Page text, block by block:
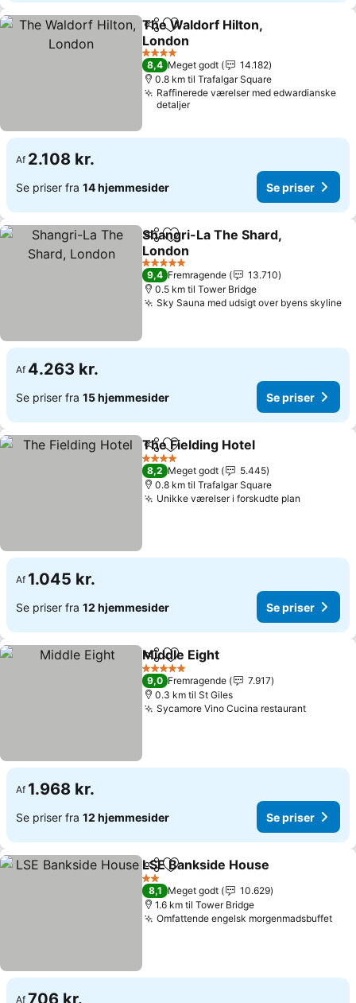
Del Føj til favoritter
The Waldorf Hilton,
London
4 Stjerner
8,4 Meget godt
14.182
0.8 km til Trafalgar Square
Raffinerede værelser med edwardianske
detaljer
Af 2.108 kr.
Se priser fra 14 hjemmesider Se priser
Del Føj til favoritter
Shangri-La The Shard,
London
5 Stjerner
9,4 Fremragende
13.710
0.5 km til Tower Bridge
Sky Sauna med udsigt over byens skyline
Af 4.263 kr.
Se priser fra 15 hjemmesider Se priser
Del Føj til favoritter
The Fielding Hotel
4 Stjerner
8,2 Meget godt
5.445
0.8 km til Trafalgar Square
Unikke værelser i forskudte plan
Af 1.045 kr.
Se priser fra 12 hjemmesider Se priser
Del Føj til favoritter
Middle Eight
5 Stjerner
9,0 Fremragende
7.917
0.3 km til St Giles
Sycamore Vino Cucina restaurant
Af 1.968 kr.
Se priser fra 12 hjemmesider Se priser
Del Føj til favoritter
LSE Bankside House
2 Stjerner
8,1 Meget godt
10.629
1.6 km til Tower Bridge
Omfattende engelsk morgenmadsbuffet
Af 706 kr.